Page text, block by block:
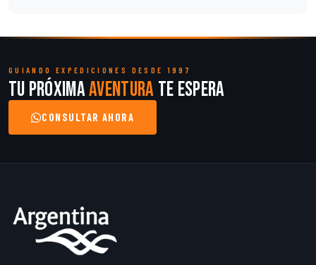
GUIANDO EXPEDICIONES DESDE 1997
Tu próximaaventura te espera
CONSULTAR AHORA